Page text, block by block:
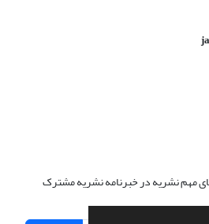
مهم نشریه در خبرنامه نشریه مشترک